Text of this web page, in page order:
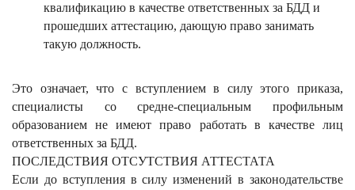
квалификацию в качестве ответственных за БДД и
прошедших аттестацию, дающую право занимать
такую должность.
Это означает, что с вступлением в силу этого приказа,
специалисты со средне-специальным профильным
образованием не имеют право работать в качестве лиц
ответственных за БДД.
ПОСЛЕДСТВИЯ ОТСУТСТВИЯ АТТЕСТАТА
Если до вступления в силу изменений в законодательстве